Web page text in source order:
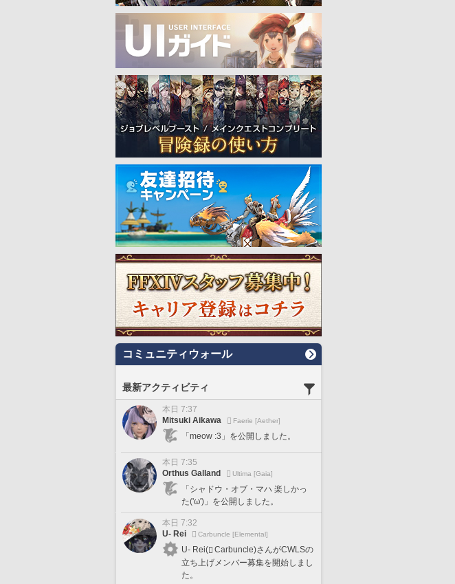
コミュニティウォール
最新アクティビティ
本日 7:37
Mitsuki Aikawa
Faerie [Aether]
「meow :3」を公開しました。
本日 7:35
Orthus Galland
Ultima [Gaia]
「シャドウ・オブ・マハ 楽しかっ
た('ω')」を公開しました。
本日 7:32
U- Rei
Carbuncle [Elemental]
U- Rei(
Carbuncle)さんがCWLSの
立ち上げメンバー募集を開始しまし
た。